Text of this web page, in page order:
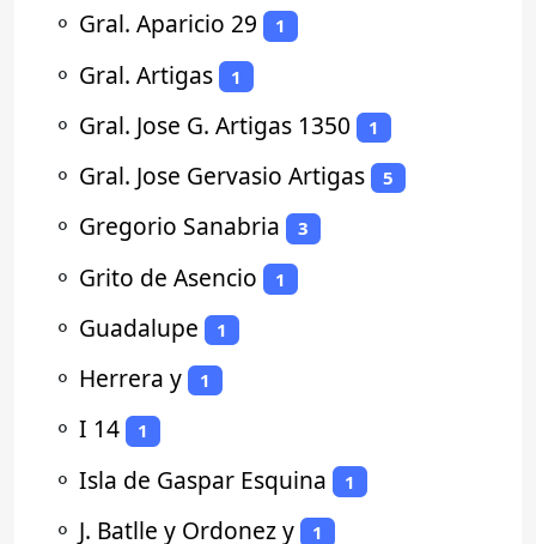
⚬ Gral. Aparicio 29 1
⚬ Gral. Artigas 1
⚬ Gral. Jose G. Artigas 1350 1
⚬ Gral. Jose Gervasio Artigas 5
⚬ Gregorio Sanabria 3
⚬ Grito de Asencio 1
⚬ Guadalupe 1
⚬ Herrera y 1
⚬ I 14 1
⚬ Isla de Gaspar Esquina 1
⚬ J. Batlle y Ordonez y 1